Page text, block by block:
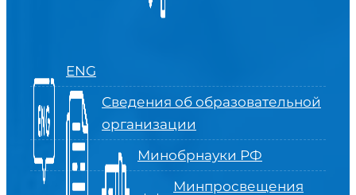
ENG
Сведения об образовательной
организации
Минобрнауки РФ
Минпросвещения